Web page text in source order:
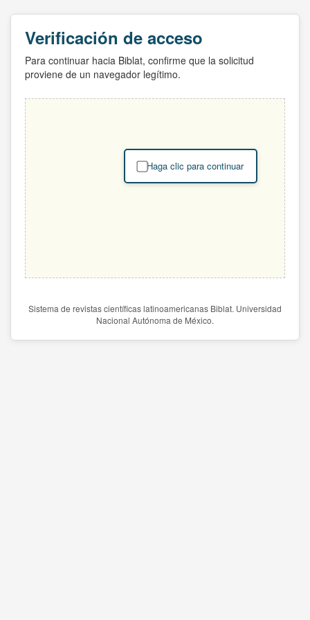
Verificación de acceso
Para continuar hacia Biblat, confirme que la solicitud
proviene de un navegador legítimo.
Haga clic para continuar
Sistema de revistas científicas latinoamericanas Biblat. Universidad
Nacional Autónoma de México.